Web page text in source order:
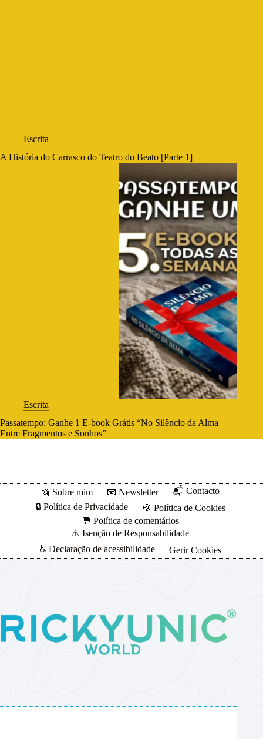
Escrita
A História do Carrasco do Teatro do Beato [Parte 1]
Escrita
Passatempo: Ganhe 1 E-book Grátis “No Silêncio da Alma –
Entre Fragmentos e Sonhos”
👱 Sobre mim 📧 Newsletter
📬 Contacto
🔒 Política de Privacidade
🍪 Política de Cookies
💬 Política de comentários
⚠️ Isenção de Responsabilidade
♿ Declaração de acessibilidade
Gerir Cookies